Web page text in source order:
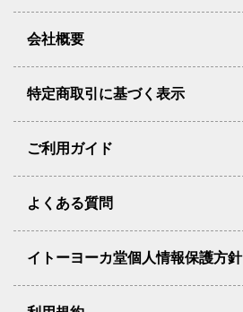
会社概要
特定商取引に基づく表示
ご利用ガイド
よくある質問
イトーヨーカ堂個人情報保護方針